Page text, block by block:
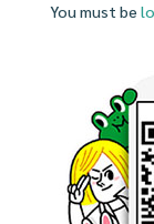
You must be